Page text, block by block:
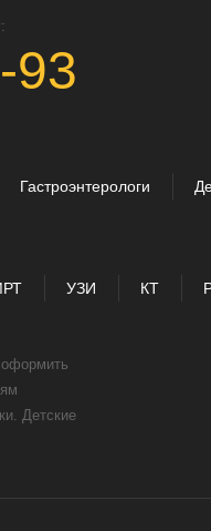
93
Гастроэнтерологи
УЗИ КТ
оформить
Детские